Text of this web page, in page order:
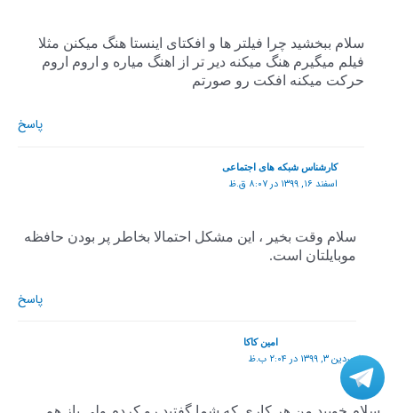
سلام ببخشید چرا فیلتر ها و افکتای اینستا هنگ میکنن مثلا
فیلم میگیرم هنگ میکنه دیر تر از اهنگ میاره و اروم اروم
حرکت میکنه افکت رو صورتم
پاسخ
کارشناس شبکه های اجتماعی
اسفند ۱۶, ۱۳۹۹ در ۸:۰۷ ق.ظ
سلام وقت بخیر ، این مشکل احتمالا بخاطر پر بودن حافظه
موبایلتان است.
پاسخ
امین کاکا
فروردین ۳, ۱۳۹۹ در ۲:۰۴ ب.ظ